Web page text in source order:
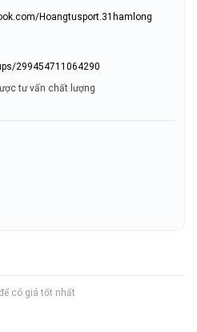
Hoangtusport.31hamlong
299454711064290
tư vấn chất lượng
có giá tốt nhất